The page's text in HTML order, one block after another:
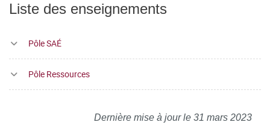
Liste des enseignements
Pôle SAÉ
Pôle Ressources
Dernière mise à jour le 31 mars 2023